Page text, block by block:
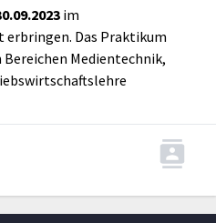
im
Das Praktikum
Medientechnik,